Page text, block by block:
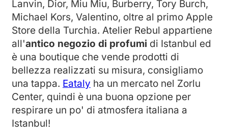
Lanvin, Dior, Miu Miu, Burberry, Tory Burch,
Michael Kors, Valentino, oltre al primo Apple
Store della Turchia. Atelier Rebul appartiene
all'antico negozio di profumi di Istanbul ed
è una boutique che vende prodotti di
bellezza realizzati su misura, consigliamo
una tappa. Eataly ha un mercato nel Zorlu
Center, quindi è una buona opzione per
respirare un po' di atmosfera italiana a
Istanbul!